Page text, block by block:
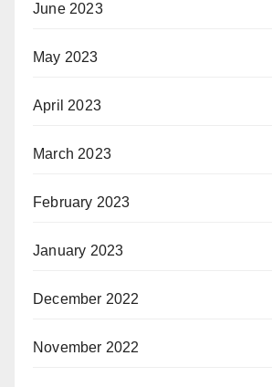
June 2023
May 2023
April 2023
March 2023
February 2023
January 2023
December 2022
November 2022